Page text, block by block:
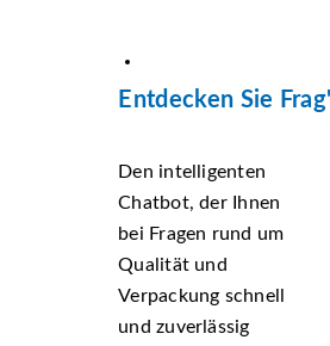
Entdecken Sie
Den intelligenten
Chatbot, der Ihnen
bei Fragen rund um
Qualität und
Verpackung schnell
und zuverlässig